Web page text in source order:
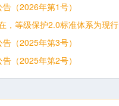
（2026年第1号）
，等级保护2.0标准体系为现行
（2025年第3号）
（2025年第2号）